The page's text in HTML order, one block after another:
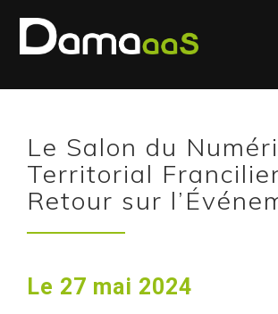
Le Salon du
Territorial
Retour sur
Le 27 mai 2024